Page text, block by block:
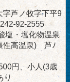
芦ノ牧字下平9
92-2555
塩・塩化物温泉
性高温泉) 芦ﾉ
円、小人(3歳
り